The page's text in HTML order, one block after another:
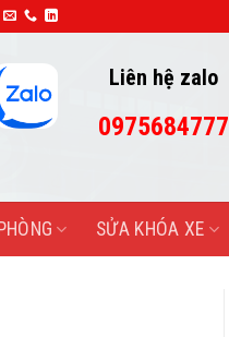
UY TÍN TẠO THÀNH CÔNG
Liên hệ zalo
0975684777
SỬA KHÓA XE